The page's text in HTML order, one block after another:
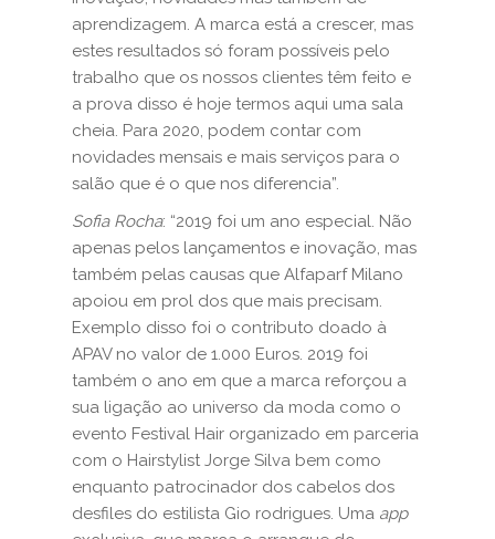
aprendizagem. A marca está a crescer, mas
estes resultados só foram possíveis pelo
trabalho que os nossos clientes têm feito e
a prova disso é hoje termos aqui uma sala
cheia. Para 2020, podem contar com
novidades mensais e mais serviços para o
salão que é o que nos diferencia”.
Sofia Rocha: “2019 foi um ano especial. Não
apenas pelos lançamentos e inovação, mas
também pelas causas que Alfaparf Milano
apoiou em prol dos que mais precisam.
Exemplo disso foi o contributo doado à
APAV no valor de 1.000 Euros. 2019 foi
também o ano em que a marca reforçou a
sua ligação ao universo da moda como o
evento Festival Hair organizado em parceria
com o Hairstylist Jorge Silva bem como
enquanto patrocinador dos cabelos dos
desfiles do estilista Gio rodrigues. Uma app